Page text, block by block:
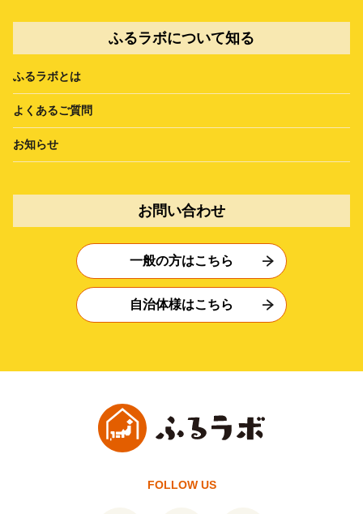
ふるラボについて知る
ふるラボとは
よくあるご質問
お知らせ
お問い合わせ
一般の方はこちら
自治体様はこちら
FOLLOW US